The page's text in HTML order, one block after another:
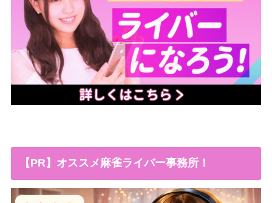
【PR】オススメ麻雀ライバー事務所！